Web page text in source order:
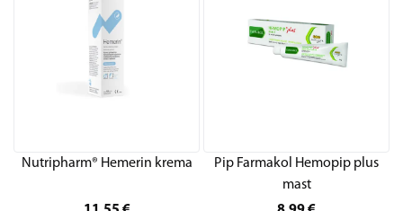
Nutripharm® Hemerin krema
Pip Farmakol Hemopip plus
mast